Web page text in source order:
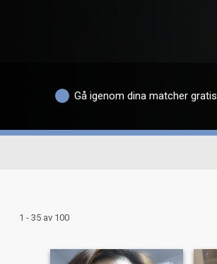
Gå igenom dina matcher gratis
1 - 35 av 100